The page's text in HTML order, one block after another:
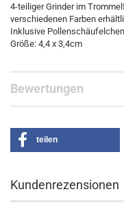
4-teiliger Grinder im
verschiedenen Farben
Inklusive Pollenschäufelchen
Größe: 4,4 x 3,4cm
Bewertungen
teilen
Kundenrezensionen